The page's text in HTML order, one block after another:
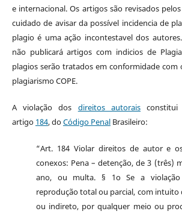
e internacional. Os artigos são revisados
cuidado de avisar da possível incidencia de
plagio é uma ação incontestavel dos
não publicará artigos com indicios de
plagios serão tratados em conformidade com
plagiarismo COPE.
A violação dos direitos autorais
artigo 184, doCódigo PenalBrasileiro:
“Art. 184 Violar direitos de autor e
conexos: Pena – detenção, de 3 (três)
ano, ou multa. § 1o Se a violação
reprodução total ou parcial, com intuito
ou indireto, por qualquer meio ou